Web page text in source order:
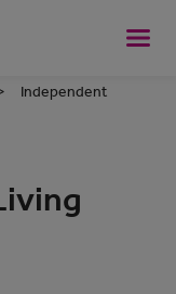
Independent